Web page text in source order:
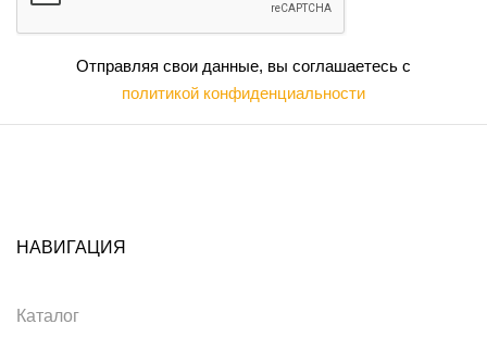
Отправляя свои данные, вы соглашаетесь с
политикой конфиденциальности
НАВИГАЦИЯ
Каталог